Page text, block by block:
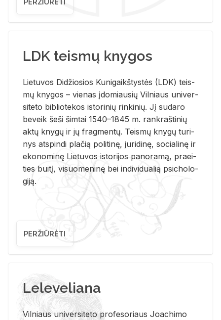
LDK teismų knygos
Lie­tu­vos Di­džio­sios Ku­ni­gaikš­tys­tės (LDK) teis­
mų kny­gos – vie­nas įdo­miau­sių Vil­niaus uni­ver­
si­te­to bi­b­lio­te­kos is­to­ri­nių rin­ki­nių. Jį su­da­ro
be­veik šeši šim­tai 1540–1845 m. rank­raš­ti­nių
aktų kny­gų ir jų frag­men­tų. Teis­mų kny­gų tu­ri­
nys at­spin­di pla­čią po­li­ti­nę, ju­ri­di­nę, so­cia­li­nę ir
eko­no­mi­nę Lie­tu­vos is­to­ri­jos pa­no­ra­mą, pra­ei­
ties bui­tį, vi­suo­me­ni­nę bei in­di­vi­dua­lią psi­cho­lo­
gi­ją.
PERŽIŪRĖTI
Leleveliana
Vil­niaus uni­ver­si­te­to pro­fe­so­riaus Jo­a­chi­mo